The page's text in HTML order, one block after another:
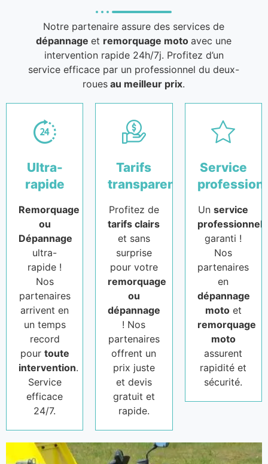
Notre partenaire assure des services de
dépannageet remorquage motoavec une
intervention rapide 24h/7j. Profitez d’un
service efficace par un professionnel du deux-
roues au meilleur prix.
Ultra-
rapide
Remorquage
ou
Dépannage
ultra-
rapide !
Nos
partenaires
arrivent en
un temps
record
pour toute
intervention.
Service
efficace
24/7.
Tarifs
transparents
Profitez de
tarifs clairs
et sans
surprise
pour votre
remorquage
ou
dépannage
! Nos
partenaires
offrent un
prix juste
et devis
gratuit et
rapide.
Service
Unservice
professionnel
garanti !
Nos
partenaires
en
dépannage
motoet
remorquage
moto
assurent
rapidité et
sécurité.